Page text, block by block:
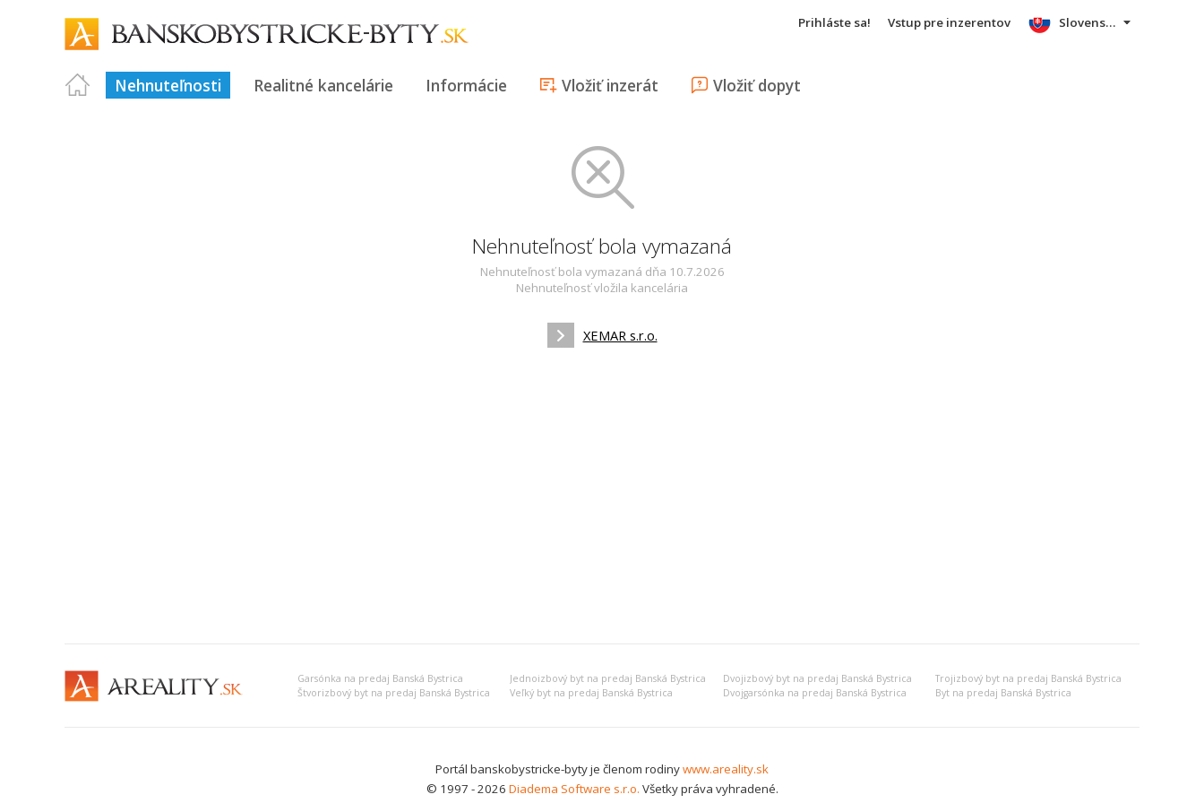
Prihláste sa! Vstup pre inzerentov
Nehnuteľnosti Realitné kancelárie Informácie Vložiť inzerát Vložiť dopyt
Slovensky
Nehnuteľnosť bola vymazaná
Nehnuteľnosť bola vymazaná dňa 10.7.2026
Nehnuteľnosť vložila kancelária
XEMAR s.r.o.
Garsónka na predaj Banská Bystrica Jednoizbový byt na predaj Banská Bystrica Dvojizbový byt na predaj Banská Bystrica
Trojizbový byt na predaj Banská Bystrica
Štvorizbový byt na predaj Banská Bystrica
Veľký byt na predaj Banská Bystrica Dvojgarsónka na predaj Banská Bystrica Byt na predaj Banská Bystrica
Portál banskobystricke-byty je členom rodinywww.areality.sk
© 1997 - 2026 Diadema Software s.r.o. Všetky práva vyhradené.